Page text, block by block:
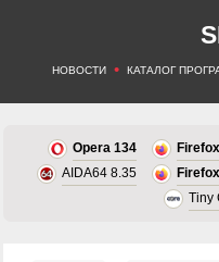
НОВОСТИ • КАТАЛОГ
Opera 134
AIDA64 8.35
Tiny